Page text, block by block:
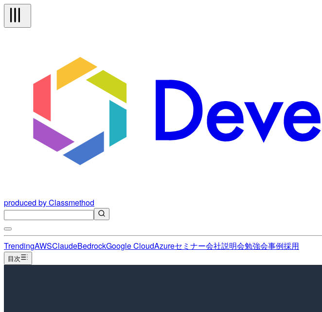
produced by Classmethod
TrendingAWSClaudeBedrockGoogle CloudAzureセミナー会社説明会勉強会事例採用
目次